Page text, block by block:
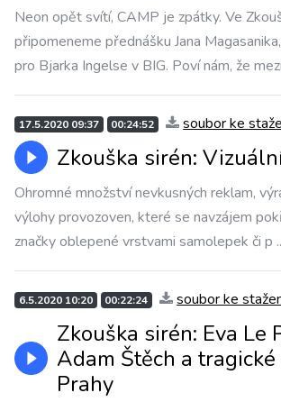
Neon opět svítí, CAMP je zpátky. Ve
připomeneme přednášku Jana
pro Bjarka Ingelse v BIG. Poví nám, že
17.5.2020 09:37 00:24:52 soubor ke
Zkouška sirén:
Ohromné množství nevkusných reklam,
výlohy provozoven, které se navzájem
značky oblepené vrstvami samolepek či p
6.5.2020 10:20 00:22:24 soubor ke
Zkouška sirén: Eva Le
Adam Štěch a
Prahy